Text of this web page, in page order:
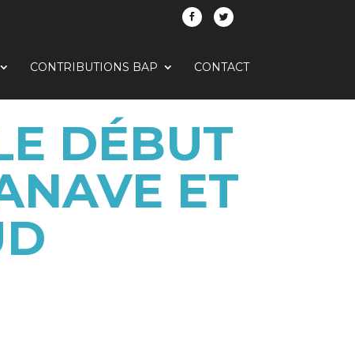
CONTRIBUTIONS BAP CONTACT
DÉBUT
ET